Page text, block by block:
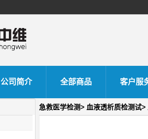
公司简介 全部商品 客户服
急救医学检测> 血液透析质检测试>